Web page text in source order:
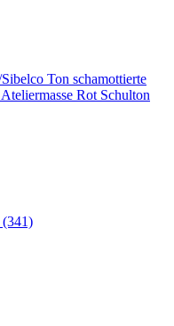
(341)